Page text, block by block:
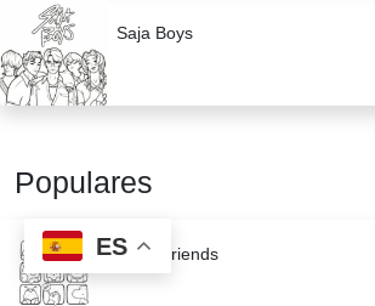
Saja Boys
Populares
Cozy Friends
ES